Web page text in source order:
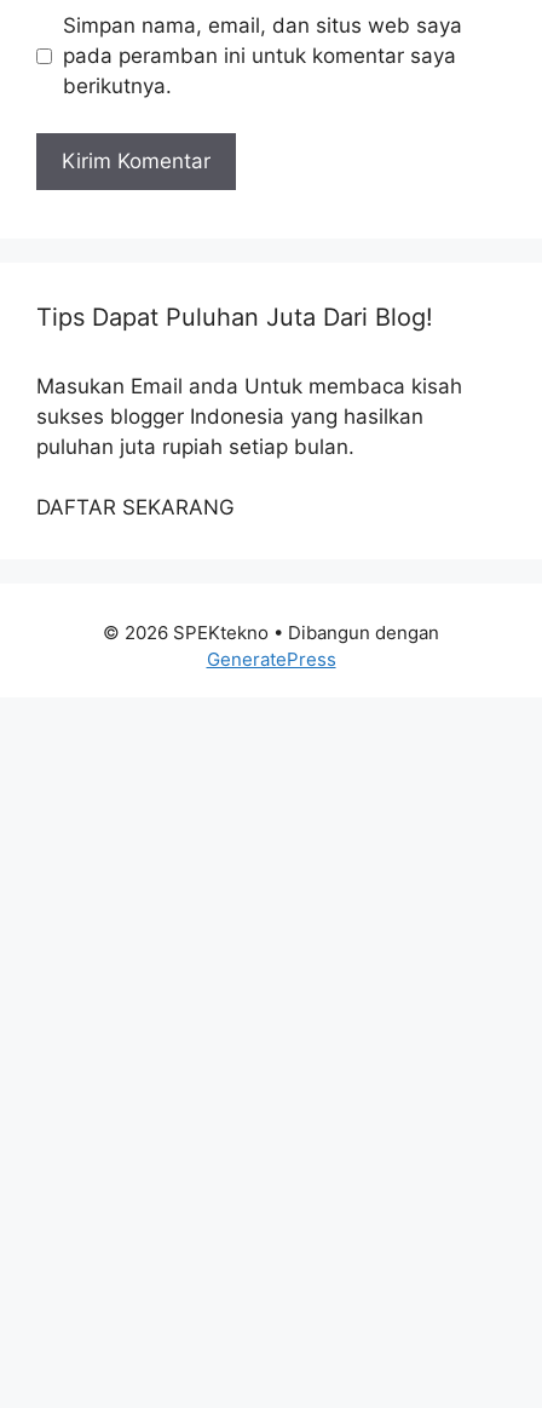
Simpan nama, email, dan situs web saya
pada peramban ini untuk komentar saya
berikutnya.
Tips Dapat Puluhan Juta Dari Blog!
Masukan Email anda Untuk membaca kisah
sukses blogger Indonesia yang hasilkan
puluhan juta rupiah setiap bulan.
DAFTAR SEKARANG
© 2026 SPEKtekno • Dibangun dengan
GeneratePress